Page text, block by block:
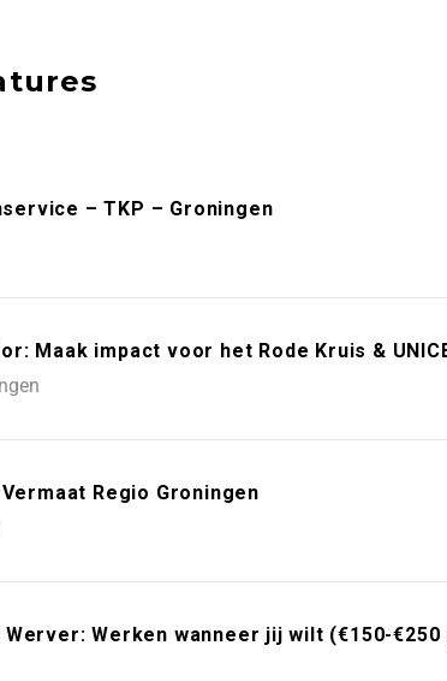
– TKP – Groningen
Maak impact voor het Rode Kruis &
Regio Groningen
Werken wanneer jij wilt (€150-€250